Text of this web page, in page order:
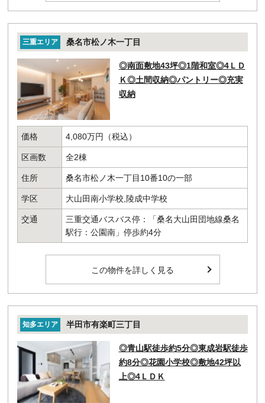
三重エリア 桑名市松ノ木一丁目
◎南面敷地43坪◎1階和室◎4ＬＤ
Ｋ◎土間収納◎パントリー◎充実
収納
価格 4,080万円（税込）
区画数 全2棟
住所 桑名市松ノ木一丁目10番10の一部
学区 大山田南小学校,陵成中学校
交通
三重交通バスバス停：「桑名大山田団地線桑名
駅行：公園南」停歩約4分
この物件を詳しく見る
知多エリア 半田市有楽町三丁目
◎青山駅徒歩約5分◎東成岩駅徒歩
約8分◎花園小学校◎敷地42坪以
上◎4ＬＤＫ